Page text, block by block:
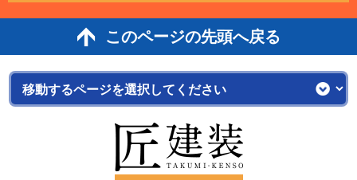
このページの先頭へ戻る